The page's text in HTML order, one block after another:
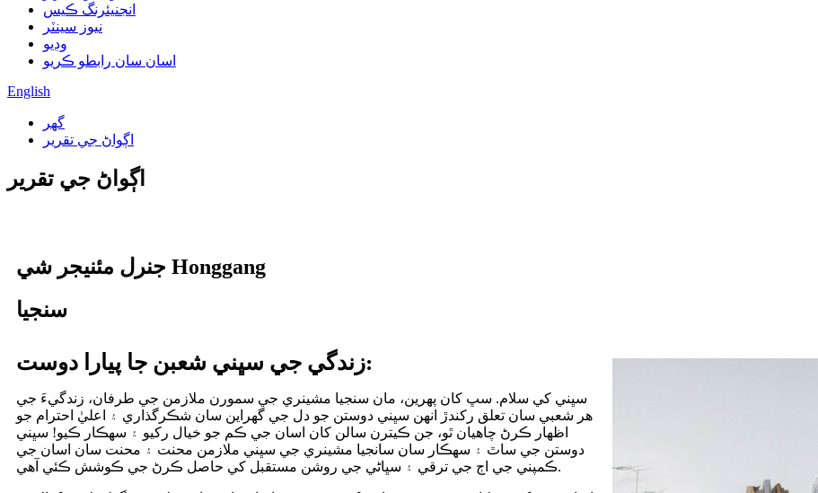
انجنيئرنگ ڪيس
نيوز سينٽر
وڊيو
اسان سان رابطو ڪريو
English
گهر
اڳواڻ جي تقرير
اڳواڻ جي تقرير
جنرل مئنيجر شي Honggang
سنجيا
زندگي جي سڀني شعبن جا پيارا دوست:
سڀني کي سلام. سڀ کان پهرين، مان سنجيا مشينري جي سمورن ملازمن جي طرفان، زندگيءَ جي
هر شعبي سان تعلق رکندڙ انهن سڀني دوستن جو دل جي گهراين سان شڪرگذاري ۽ اعليٰ احترام جو
اظهار ڪرڻ چاهيان ٿو، جن ڪيترن سالن کان اسان جي ڪم جو خيال رکيو ۽ سهڪار ڪيو! سڀني
دوستن جي ساٿ ۽ سهڪار سان سانجيا مشينري جي سڀني ملازمن محنت ۽ محنت سان اسان جي
ڪمپني جي اڄ جي ترقي ۽ سڀاڻي جي روشن مستقبل کي حاصل ڪرڻ جي ڪوشش ڪئي آهي.